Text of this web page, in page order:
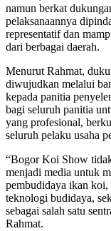
namun berkat
pelaksanaannya
representatif dan
dari berbagai daerah.
Menurut Rahmat,
diwujudkan melalui
kepada panitia
bagi seluruh panitia
yang profesional,
seluruh pelaku usaha
“Bogor Koi Show
menjadi media untuk
pembudidaya ikan koi,
teknologi budidaya,
sebagai salah satu
Rahmat.